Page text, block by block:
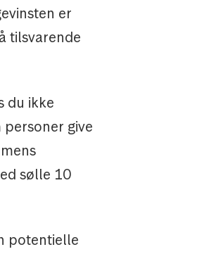
er
tilsvarende
du ikke
give
sølle 10
potentielle